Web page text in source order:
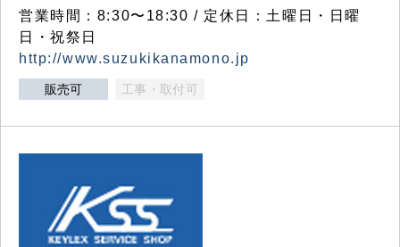
営業時間：8:30〜18:30 / 定休日：土曜日・日曜
日・祝祭日
http://www.suzukikanamono.jp
販売可 工事・取付可